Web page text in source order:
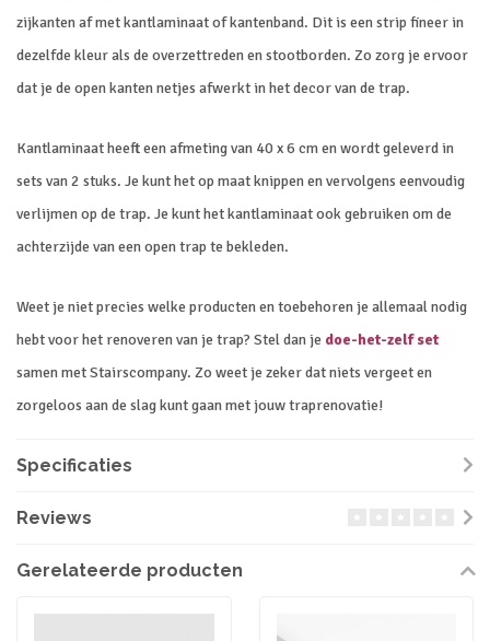
zijkanten af met kantlaminaat of kantenband. Dit is een strip fineer in
dezelfde kleur als de overzettreden en stootborden. Zo zorg je ervoor
dat je de open kanten netjes afwerkt in het decor van de trap.
Kantlaminaat heeft een afmeting van 40 x 6 cm en wordt geleverd in
sets van 2 stuks. Je kunt het op maat knippen en vervolgens eenvoudig
verlijmen op de trap. Je kunt het kantlaminaat ook gebruiken om de
achterzijde van een open trap te bekleden.
Weet je niet precies welke producten en toebehoren je allemaal nodig
hebt voor het renoveren van je trap? Stel dan je doe-het-zelf set
samen met Stairscompany. Zo weet je zeker dat niets vergeet en
zorgeloos aan de slag kunt gaan met jouw traprenovatie!
Specificaties
Reviews
Gerelateerde producten